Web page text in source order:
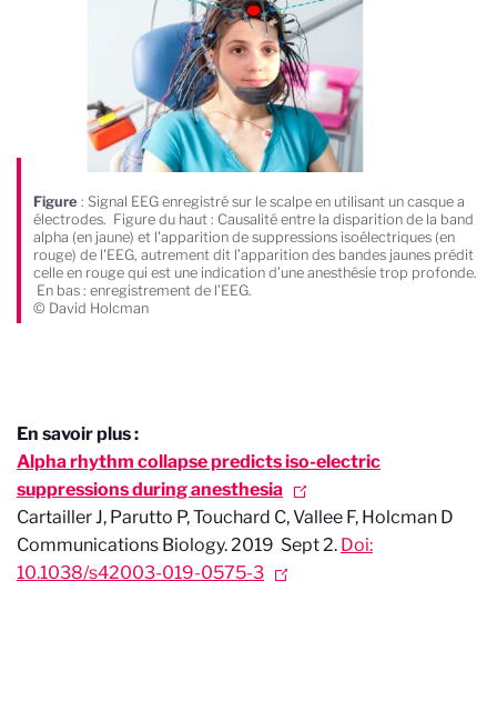
Figure : Signal EEG enregistré sur le scalpe en utilisant un casque a
électrodes. Figure du haut : Causalité entre la disparition de la band
alpha (en jaune) et l'apparition de suppressions isoélectriques (en
rouge) de l'EEG, autrement dit l’apparition des bandes jaunes prédit
celle en rouge qui est une indication d’une anesthésie trop profonde.
En bas : enregistrement de l’EEG.
© David Holcman
En savoir plus :
Alpha rhythm collapse predicts iso-electric
suppressions during anesthesia
Cartailler J, Parutto P, Touchard C, Vallee F, Holcman D
Communications Biology. 2019 Sept 2. Doi:
10.1038/s42003-019-0575-3